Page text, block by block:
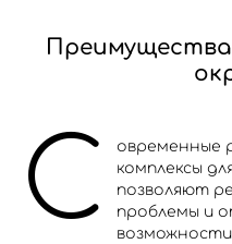
С
овременные
комплексы
позволяют
проблемы и